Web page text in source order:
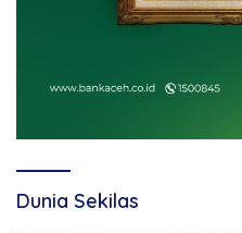
Dunia Sekilas